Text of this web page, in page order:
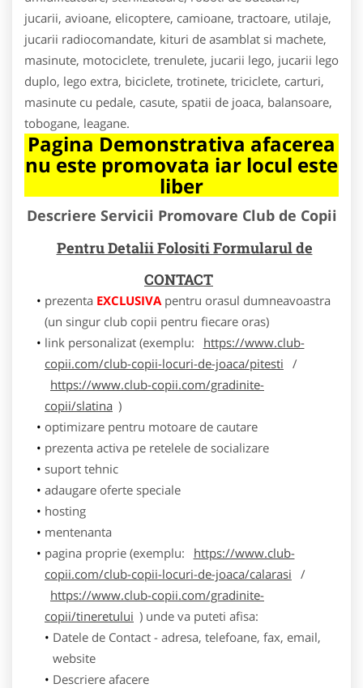
jucarii, avioane, elicoptere, camioane, tractoare, utilaje,
jucarii radiocomandate, kituri de asamblat si machete,
masinute, motociclete, trenulete, jucarii lego, jucarii lego
duplo, lego extra, biciclete, trotinete, triciclete, carturi,
masinute cu pedale, casute, spatii de joaca, balansoare,
tobogane, leagane.
Pagina Demonstrativa afacerea
nu este promovata iar locul este
liber
Descriere Servicii Promovare Club de Copii
Pentru Detalii Folositi Formularul de
CONTACT
prezenta EXCLUSIVApentru orasul dumneavoastra
(un singur club copii pentru fiecare oras)
link personalizat (exemplu:
https://www.club-
copii.com/club-copii-locuri-de-joaca/pitesti /
https://www.club-copii.com/gradinite-
copii/slatina )
optimizare pentru motoare de cautare
prezenta activa pe retelele de socializare
suport tehnic
adaugare oferte speciale
hosting
mentenanta
pagina proprie (exemplu:
https://www.club-
copii.com/club-copii-locuri-de-joaca/calarasi /
https://www.club-copii.com/gradinite-
copii/tineretului ) unde va puteti afisa:
Datele de Contact - adresa, telefoane, fax, email,
website
Descriere afacere